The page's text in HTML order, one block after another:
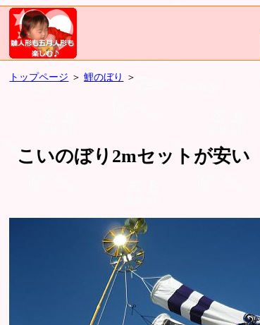
トップページ ＞鯉のぼり ＞
こいのぼり2mセットが安い